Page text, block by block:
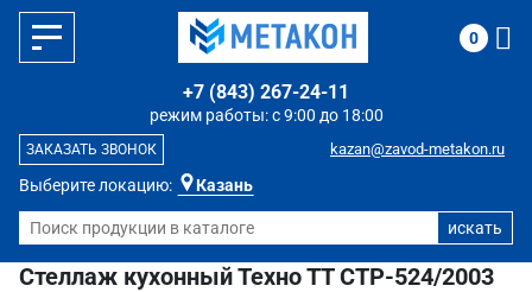
Выберите локацию: Казань
режим работы: с 9:00 до 18:00
+7 (843) 267-24-11
kazan@zavod-metakon.ru
ЗАКАЗАТЬ ЗВОНОК
0
Стеллаж кухонный Техно ТТ СТР-524/2003